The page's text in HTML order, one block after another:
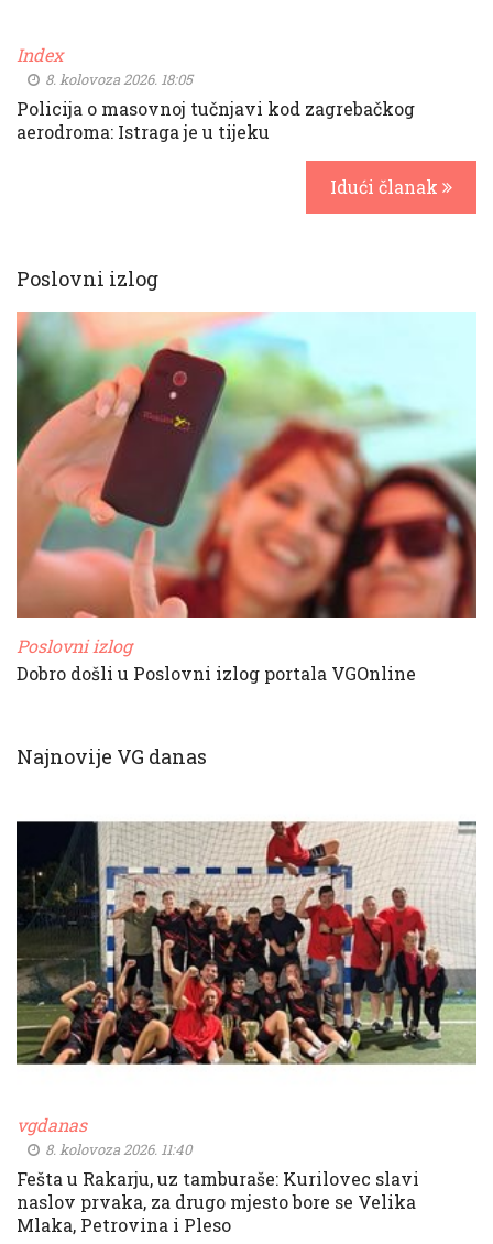
Index
8. kolovoza 2026. 18:05
Policija o masovnoj tučnjavi kod zagrebačkog
aerodroma: Istraga je u tijeku
Idući članak
Poslovni izlog
Poslovni izlog
Dobro došli u Poslovni izlog portala VGOnline
Najnovije VG danas
vgdanas
8. kolovoza 2026. 11:40
Fešta u Rakarju, uz tamburaše: Kurilovec slavi
naslov prvaka, za drugo mjesto bore se Velika
Mlaka, Petrovina i Pleso